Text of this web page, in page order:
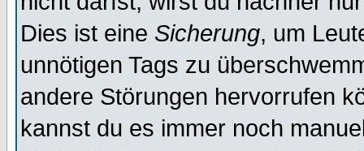
Dies ist eine Sicherung, um
unnötigen Tags zu
andere Störungen hervorrufen
kannst du es immer noch